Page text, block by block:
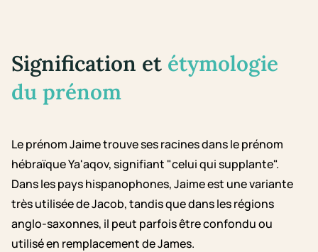
Signification et étymologie
du prénom
Le prénom Jaime trouve ses racines dans le prénom
hébraïque Ya'aqov, signifiant "celui qui supplante".
Dans les pays hispanophones, Jaime est une variante
très utilisée de Jacob, tandis que dans les régions
anglo-saxonnes, il peut parfois être confondu ou
utilisé en remplacement de James.